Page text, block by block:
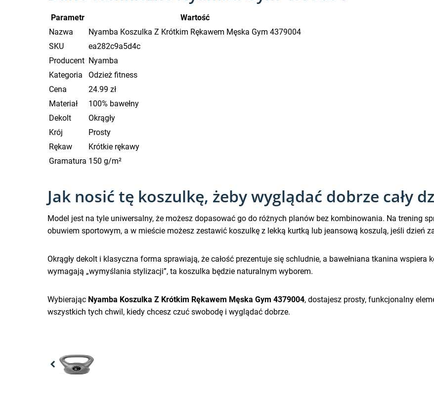
Parametr
Wartość
Nazwa
Nyamba Koszulka Z Krótkim Rękawem Męska Gym 4379004
SKU
ea282c9a5d4c
Producent Nyamba
Kategoria
Odzież fitness
Cena
24.99 zł
Materiał
100% bawełny
Dekolt
Okrągły
Krój
Prosty
Rękaw
Krótkie rękawy
Gramatura 150 g/m²
Jak nosić tę koszulkę, żeby wyglądać dobrze cały
Model jest na tyle uniwersalny, że możesz dopasować go do różnych planów bez kombinowania. Na trening
obuwiem sportowym, a w mieście możesz zestawić koszulkę z lekką kurtką lub jeansową koszulą, jeśli dzień
Okrągły dekolt i klasyczna forma sprawiają, że całość prezentuje się schludnie, a bawełniana tkanina
wymagają „wymyślania stylizacji”, ta koszulka będzie naturalnym wyborem.
Wybierając Nyamba Koszulka Z Krótkim Rękawem Męska Gym 4379004, dostajesz prosty, funkcjonalny
wszystkich tych chwil, kiedy chcesz czuć swobodę i wyglądać dobrze.